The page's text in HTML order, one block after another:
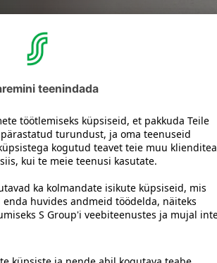
Break Sokos Hotel
Break Sokos Hotel Vuokatti
Mõnedes meie
muudatusi.